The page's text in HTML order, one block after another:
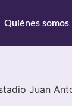
Quiénes somos
Juan